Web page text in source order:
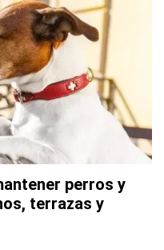
perros y
terrazas y